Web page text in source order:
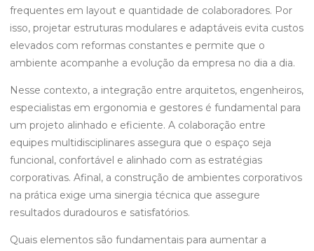
frequentes em layout e quantidade de colaboradores. Por
isso, projetar estruturas modulares e adaptáveis evita custos
elevados com reformas constantes e permite que o
ambiente acompanhe a evolução da empresa no dia a dia.
Nesse contexto, a integração entre arquitetos, engenheiros,
especialistas em ergonomia e gestores é fundamental para
um projeto alinhado e eficiente. A colaboração entre
equipes multidisciplinares assegura que o espaço seja
funcional, confortável e alinhado com as estratégias
corporativas. Afinal, a construção de ambientes corporativos
na prática exige uma sinergia técnica que assegure
resultados duradouros e satisfatórios.
Quais elementos são fundamentais para aumentar a